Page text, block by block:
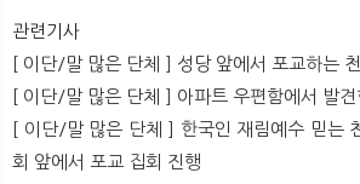
관련기사
[ 이단/말 많은 단체 ] 성당 앞에서 포교하는
[ 이단/말 많은 단체 ] 아파트 우편함에서 발
[ 이단/말 많은 단체 ] 한국인 재림예수 믿는
회 앞에서 포교 집회 진행